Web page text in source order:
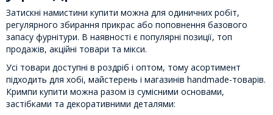
Затискні намистини купити можна для одиничних робіт,
регулярного збирання прикрас або поповнення базового
запасу фурнітури. В наявності є популярні позиції, топ
продажів, акційні товари та мікси.
Усі товари доступні в роздріб і оптом, тому асортимент
підходить для хобі, майстерень і магазинів handmade-товарів.
Кримпи купити можна разом із сумісними основами,
застібками та декоративними деталями: